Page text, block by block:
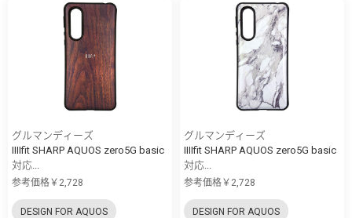
グルマンディーズ
IIIIfit SHARP AQUOS zero5G basic
対応...
参考価格￥2,728
DESIGN FOR AQUOS
グルマンディーズ
IIIIfit SHARP AQUOS zero5G basic
対応...
参考価格￥2,728
DESIGN FOR AQUOS